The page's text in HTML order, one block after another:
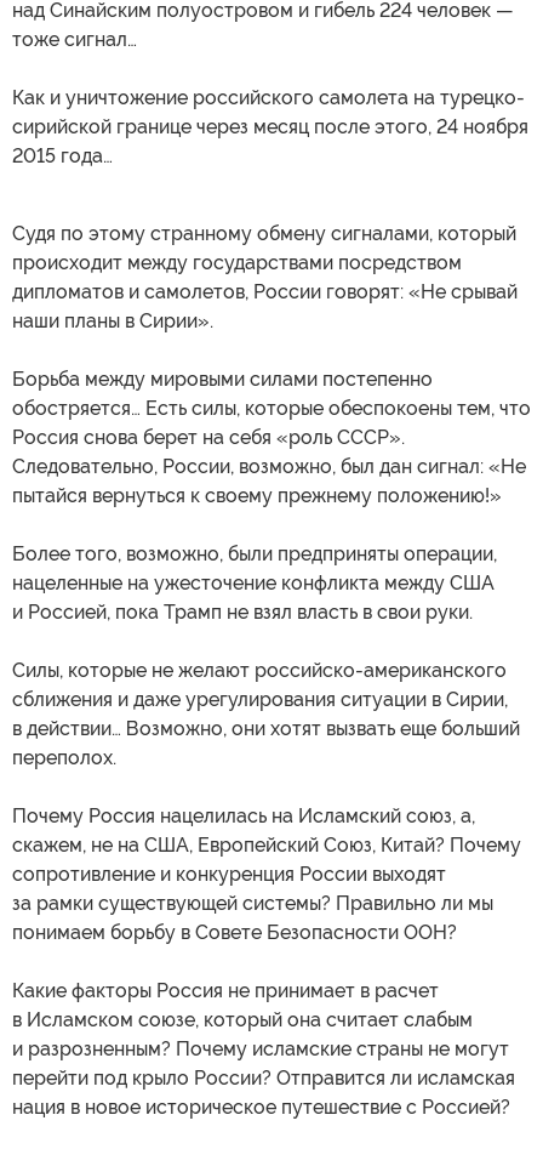
над Синайским полуостровом и гибель 224 человек —
тоже сигнал…
Как и уничтожение российского самолета на турецко-
сирийской границе через месяц после этого, 24 ноября
2015 года…
Судя по этому странному обмену сигналами, который
происходит между государствами посредством
дипломатов и самолетов, России говорят: «Не срывай
наши планы в Сирии».
Борьба между мировыми силами постепенно
обостряется… Есть силы, которые обеспокоены тем, что
Россия снова берет на себя «роль СССР».
Следовательно, России, возможно, был дан сигнал: «Не
пытайся вернуться к своему прежнему положению!»
Более того, возможно, были предприняты операции,
нацеленные на ужесточение конфликта между США
и Россией, пока Трамп не взял власть в свои руки.
Силы, которые не желают российско-американского
сближения и даже урегулирования ситуации в Сирии,
в действии… Возможно, они хотят вызвать еще больший
переполох.
Почему Россия нацелилась на Исламский союз, а,
скажем, не на США, Европейский Союз, Китай? Почему
сопротивление и конкуренция России выходят
за рамки существующей системы? Правильно ли мы
понимаем борьбу в Совете Безопасности ООН?
Какие факторы Россия не принимает в расчет
в Исламском союзе, который она считает слабым
и разрозненным? Почему исламские страны не могут
перейти под крыло России? Отправится ли исламская
нация в новое историческое путешествие с Россией?